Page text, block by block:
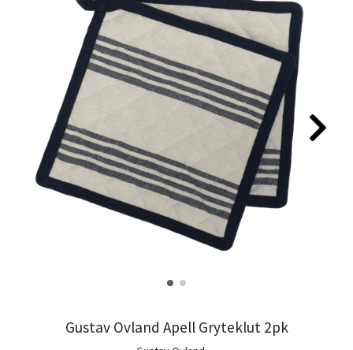
Gustav Ovland Apell Gryteklut 2pk